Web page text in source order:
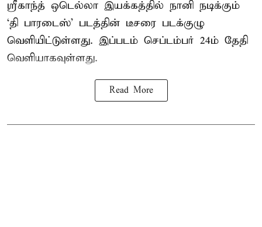
ஸ்ரீகாந்த் ஒடெல்லா இயக்கத்தில் நானி நடிக்கும்
‘தி பாரடைஸ்’ படத்தின் டீசரை படக்குழு
வெளியிட்டுள்ளது. இப்படம் செப்டம்பர் 24ம் தேதி
வெளியாகவுள்ளது.
Read More